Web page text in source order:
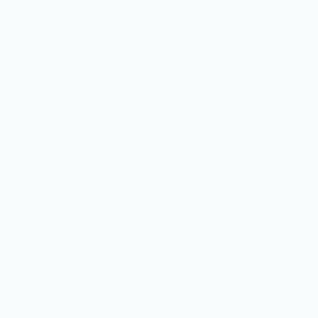
die Anzahl zu erhöhen oder zu